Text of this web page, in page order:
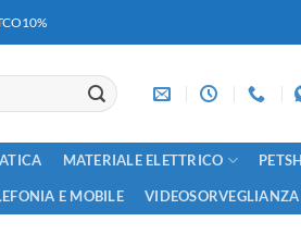
MATERIALE ELETTRICO
E MOBILE